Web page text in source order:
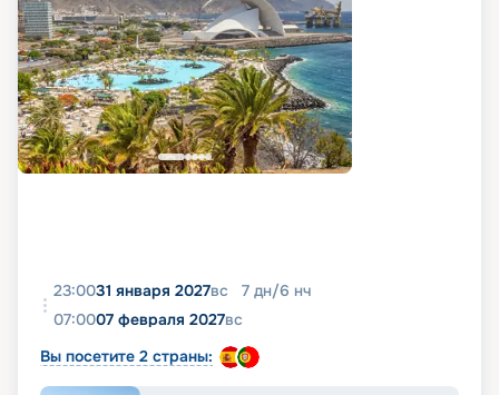
23:0031 января 2027вс 7 дн/6 нч
07:0007 февраля 2027вс
Вы посетите 2 страны: